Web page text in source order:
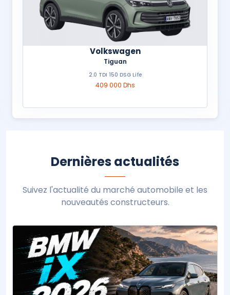
Volkswagen
Tiguan
2.0 TDI 150 DSG Life
409 000 Dhs
Dernières actualités
Suivez l'actualité du marché automobile et les
nouveautés constructeurs.